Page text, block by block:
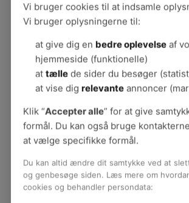
Forflytning af personer
Forflytningsguides
Forflytningsteknik
Fem film: Risikovurdering ved forflytning
Forflytning af borgere med demens
Forflytning af bariatriske borgere
Undgå trykskader
Forflytningskultur
Vi bruger cookies til at indsamle
Vi bruger oplysningerne til:
at give dig en bedre oplevelseaf
hjemmeside (funktionelle)
at tællede sider du besøger
at vise dig relevanteannoncer
Klik “Accepter alle” for at give
formål. Du kan også bruge
at vælge specifikke formål.
Du kan altid ændre dit samtykke ved at
og genbesøge siden. Læs mere om
cookies og behandler persondata: